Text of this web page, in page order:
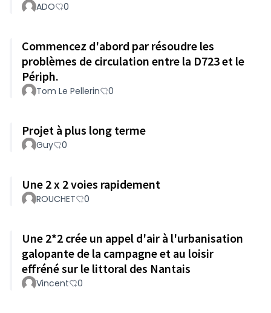
ADO 0
Commencez d'abord par résoudre les
problèmes de circulation entre la D723 et le
Périph.
Tom Le Pellerin 0
Projet à plus long terme
Guy 0
Une 2 x 2 voies rapidement
ROUCHET 0
Une 2*2 crée un appel d'air à l'urbanisation
galopante de la campagne et au loisir
effréné sur le littoral des Nantais
Vincent 0